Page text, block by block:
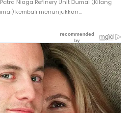
Patra Niaga Refinery Unit Dumai (Kilang
kembali menunjukkan...